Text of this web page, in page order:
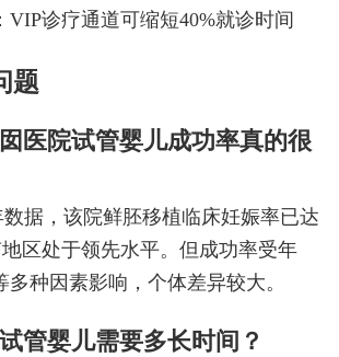
VIP诊疗通道可缩短40%就诊时间
题
医院试管婴儿成功率真的很
数据，该院鲜胚移植临床妊娠率已达
区处于领先水平。但成功率受年
种因素影响，个体差异较大。
管婴儿需要多长时间？